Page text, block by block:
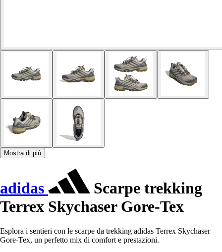
Mostra di più
adidas
Scarpe trekking
Terrex Skychaser Gore-Tex
Esplora i sentieri con le scarpe da trekking adidas Terrex Skychaser
Gore-Tex, un perfetto mix di comfort e prestazioni.